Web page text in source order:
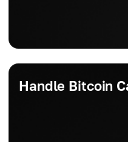
Handle Bitcoin